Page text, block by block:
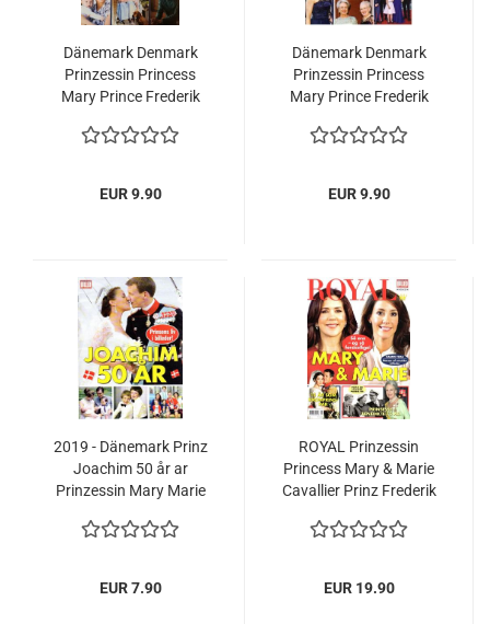
Dänemark Denmark
Prinzessin Princess
Mary Prince Frederik
EUR 9.90
Dänemark Denmark
Prinzessin Princess
Mary Prince Frederik
EUR 9.90
2019 - Dänemark Prinz
Joachim 50 år ar
Prinzessin Mary Marie
EUR 7.90
ROYAL Prinzessin
Princess Mary & Marie
Cavallier Prinz Frederik
EUR 19.90